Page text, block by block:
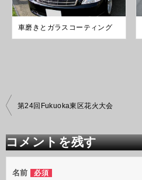
車磨きとガラスコーティング
投
稿
ビ
ゲ
ー
シ
第24回Fukuoka東区花火大会
コメントを残す
名前 必須